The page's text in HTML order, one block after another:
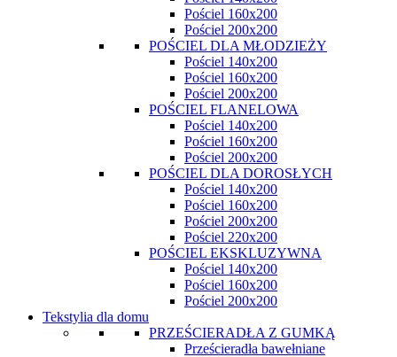
Pościel 160x200
Pościel 200x200
POŚCIEL DLA MŁODZIEŻY
Pościel 140x200
Pościel 160x200
Pościel 200x200
POŚCIEL FLANELOWA
Pościel 140x200
Pościel 160x200
Pościel 200x200
POŚCIEL DLA DOROSŁYCH
Pościel 140x200
Pościel 160x200
Pościel 200x200
Pościel 220x200
POŚCIEL EKSKLUZYWNA
Pościel 140x200
Pościel 160x200
Pościel 200x200
Tekstylia dla domu
PRZEŚCIERADŁA Z GUMKĄ
Prześcieradła bawełniane